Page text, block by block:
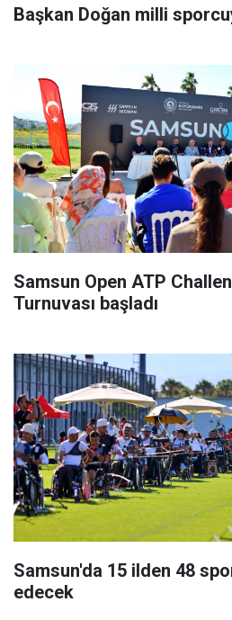
Başkan Doğan milli
Samsun Open ATP
Turnuvası başladı
Samsun'da 15 ilden 48
edecek